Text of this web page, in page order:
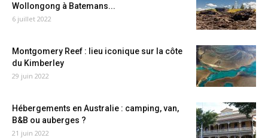
Wollongong à Batemans...
6 juillet 2022
Montgomery Reef : lieu iconique sur la côte
du Kimberley
29 juin 2022
Hébergements en Australie : camping, van,
B&B ou auberges ?
21 juin 2022